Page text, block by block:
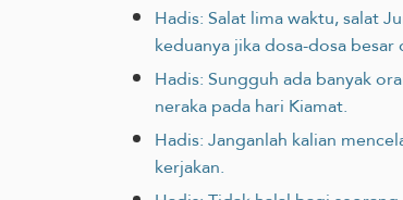
Hadis: Salat lima waktu, salat
keduanya jika dosa-dosa besar
Hadis: Sungguh ada banyak
neraka pada hari Kiamat.‎
Hadis: Janganlah kalian
kerjakan.